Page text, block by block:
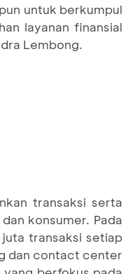
untuk berkumpul
layanan finansial
Lembong.
transaksi serta
konsumer. Pada
transaksi setiap
dan contact center